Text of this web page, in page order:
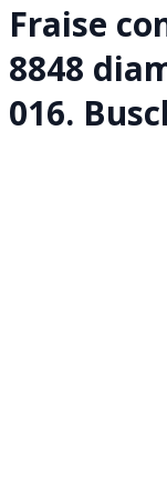
Fraise
8848
016.